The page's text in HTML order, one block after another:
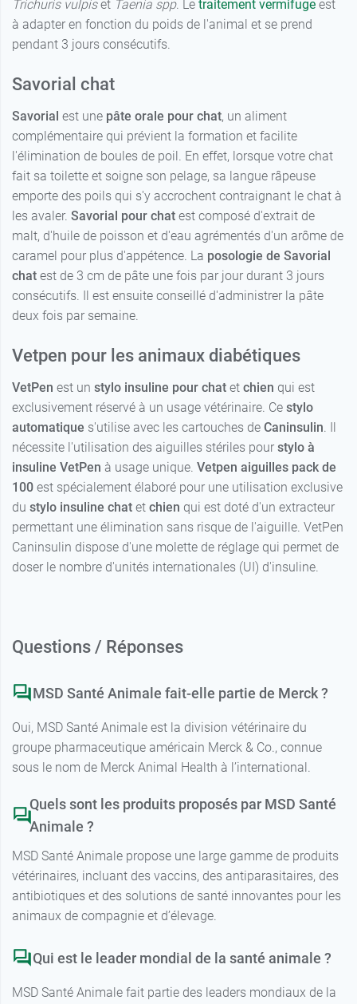
Trichuris vulpiset Taenia spp. Le traitement vermifuge est
à adapter en fonction du poids de l'animal et se prend
pendant 3 jours consécutifs.
Savorial chat
Savorial est une pâte orale pour chat, un aliment
complémentaire qui prévient la formation et facilite
l'élimination de boules de poil. En effet, lorsque votre chat
fait sa toilette et soigne son pelage, sa langue râpeuse
emporte des poils qui s'y accrochent contraignant le chat à
les avaler. Savorial pour chat est composé d'extrait de
malt, d'huile de poisson et d'eau agrémentés d'un arôme de
caramel pour plus d'appétence. La posologie de Savorial
chat est de 3 cm de pâte une fois par jour durant 3 jours
consécutifs. Il est ensuite conseillé d'administrer la pâte
deux fois par semaine.
Vetpen pour les animaux diabétiques
VetPen est un stylo insuline pour chat et chien qui est
exclusivement réservé à un usage vétérinaire. Ce stylo
automatique s'utilise avec les cartouches de Caninsulin. Il
nécessite l'utilisation des aiguilles stériles pour stylo à
insuline VetPen à usage unique. Vetpen aiguilles pack de
100 est spécialement élaboré pour une utilisation exclusive
du stylo insuline chat et chien qui est doté d'un extracteur
permettant une élimination sans risque de l'aiguille. VetPen
Caninsulin dispose d'une molette de réglage qui permet de
doser le nombre d'unités internationales (UI) d'insuline.
Questions / Réponses
MSD Santé Animale fait-elle partie de Merck ?
Oui, MSD Santé Animale est la division vétérinaire du
groupe pharmaceutique américain Merck & Co., connue
sous le nom de Merck Animal Health à l’international.
Quels sont les produits proposés par MSD Santé
Animale ?
MSD Santé Animale propose une large gamme de produits
vétérinaires, incluant des vaccins, des antiparasitaires, des
antibiotiques et des solutions de santé innovantes pour les
animaux de compagnie et d’élevage.
Qui est le leader mondial de la santé animale ?
MSD Santé Animale fait partie des leaders mondiaux de la